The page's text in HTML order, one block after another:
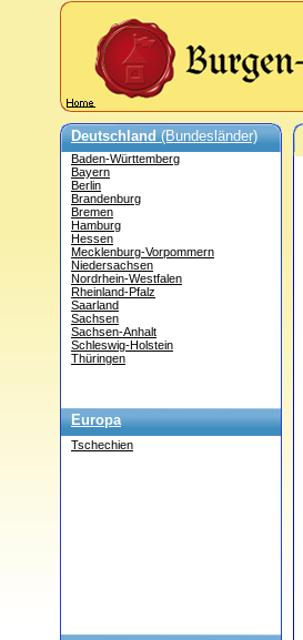
Deutschland(Bundesländer)
Baden-Württemberg
Bayern
Berlin
Brandenburg
Bremen
Hamburg
Hessen
Mecklenburg-Vorpommern
Niedersachsen
Nordrhein-Westfalen
Rheinland-Pfalz
Saarland
Sachsen
Sachsen-Anhalt
Schleswig-Holstein
Thüringen
Europa
Tschechien